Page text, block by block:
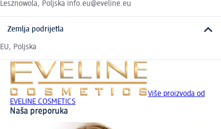
Lesznowola, Poljska info.eu@eveline.eu
Zemlja podrijetla
EU, Poljska
Više proizvoda od
EVELINE COSMETICS
Naša preporuka